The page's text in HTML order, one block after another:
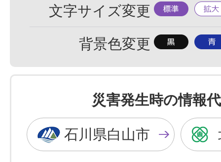
文字サイズ変更 標
準
拡
大
背景色変更 背
色
を
黒
色
に
背
色
を
青
色
に
災害発生時の情報
石川県白山市